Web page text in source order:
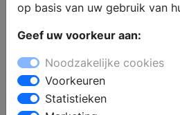
op basis van uw gebruik van
Geef uw voorkeur aan:
Noodzakelijke cookies
Voorkeuren
Statistieken